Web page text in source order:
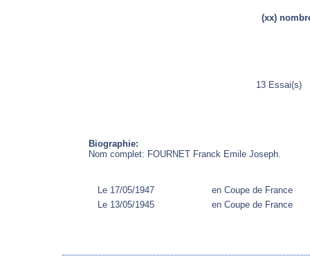
(xx)
13
Biographie:
Nom complet: FOURNET Franck Emile Joseph.
Le 17/05/1947
en Coupe de France
Le 13/05/1945
en Coupe de France